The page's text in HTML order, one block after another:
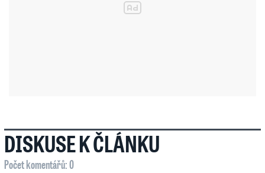
DISKUSE K ČLÁNKU
Počet komentářů: 0